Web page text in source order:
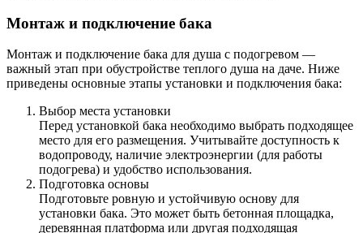
Монтаж и подключение бака
Монтаж и подключение бака для душа с подогревом —
важный этап при обустройстве теплого душа на даче. Ниже
приведены основные этапы установки и подключения бака:
Выбор места установки
Перед установкой бака необходимо выбрать подходящее
место для его размещения. Учитывайте доступность к
водопроводу, наличие электроэнергии (для работы
подогрева) и удобство использования.
Подготовка основы
Подготовьте ровную и устойчивую основу для
установки бака. Это может быть бетонная площадка,
деревянная платформа или другая подходящая